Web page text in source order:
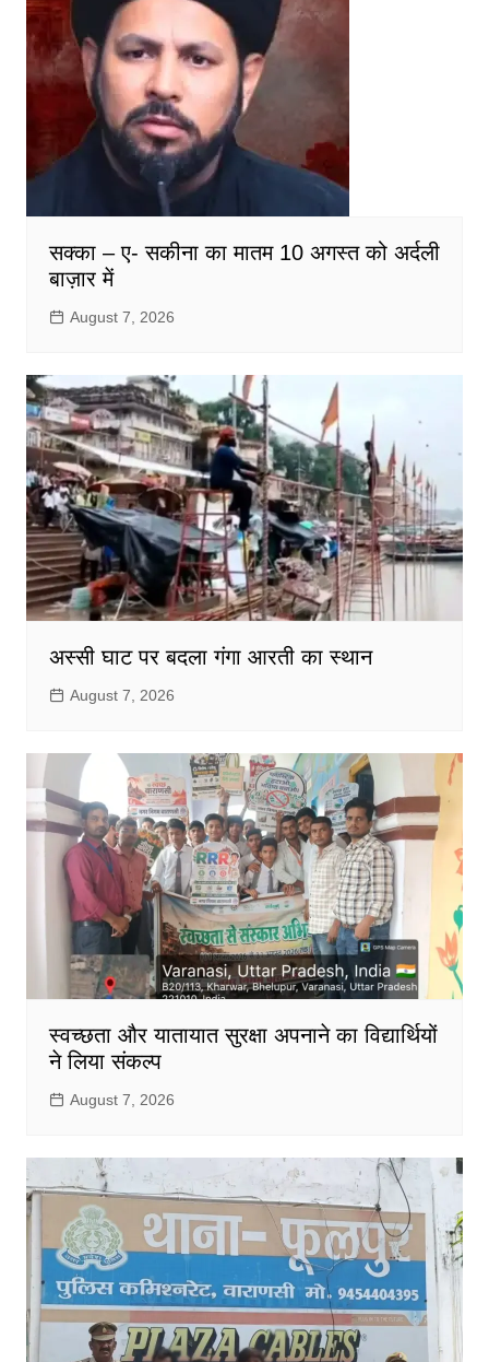
सक्का – ए- सकीना का मातम 10 अगस्त को अर्दली
बाज़ार में
August 7, 2026
अस्सी घाट पर बदला गंगा आरती का स्थान
August 7, 2026
स्वच्छता और यातायात सुरक्षा अपनाने का विद्यार्थियों
ने लिया संकल्प
August 7, 2026